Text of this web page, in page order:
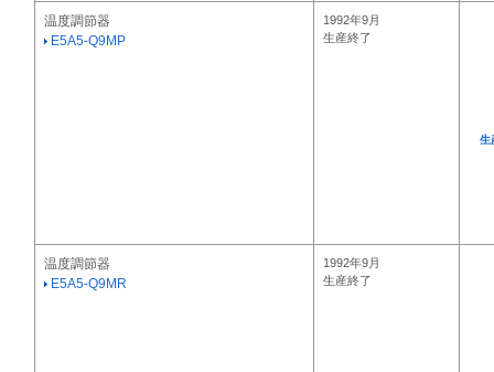
温度調節器
E5A5-Q9MP
1992年9月
生産終了
生
温度調節器
E5A5-Q9MR
1992年9月
生産終了